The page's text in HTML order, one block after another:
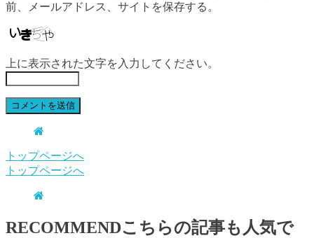
前、メールアドレス、サイトを保存する。
上に表示された文字を入力してください。
トップページへ
トップページへ
RECOMMENDこちらの記事も人気で